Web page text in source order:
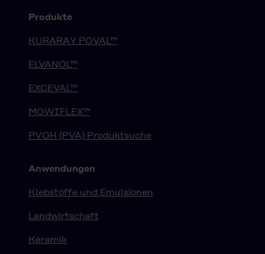
Produkte
KURARAY POVAL™
ELVANOL™
EXCEVAL™
MOWIFLEX™
PVOH (PVA) Produktsuche
Anwendungen
Klebstoffe und Emulsionen
Landwirtschaft
Keramik